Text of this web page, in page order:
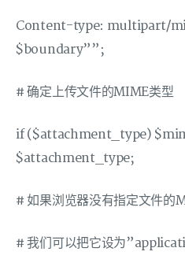
Content-type: multipart/
$boundary””;
# 确定上传文件的MIME类型
if ($attachment_type)
$attachment_type;
# 如果浏览器没有指定文件的
# 我们可以把它设为